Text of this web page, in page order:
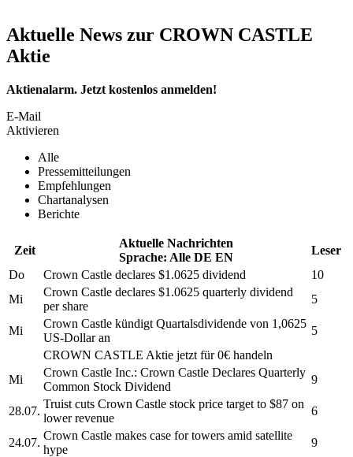
Aktuelle News zur CROWN CASTLE
Aktie
Aktienalarm. Jetzt kostenlos anmelden!
E-Mail
Aktivieren
Alle
Pressemitteilungen
Empfehlungen
Chartanalysen
Berichte
Zeit
Aktuelle Nachrichten
Sprache: Alle DE EN
Leser
Do
Crown Castle declares $1.0625 dividend
10
Mi
Crown Castle declares $1.0625 quarterly dividend
per share
5
Mi
Crown Castle kündigt Quartalsdividende von 1,0625
US-Dollar an
5
CROWN CASTLE Aktie jetzt für 0€ handeln
Mi
Crown Castle Inc.: Crown Castle Declares Quarterly
Common Stock Dividend
9
28.07.
Truist cuts Crown Castle stock price target to $87 on
lower revenue
6
24.07.
Crown Castle makes case for towers amid satellite
hype
9